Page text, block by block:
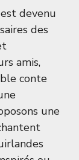
est devenu
des
amis,
conte
une